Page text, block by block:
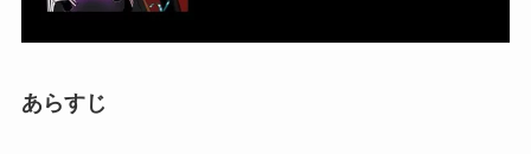
あらすじ